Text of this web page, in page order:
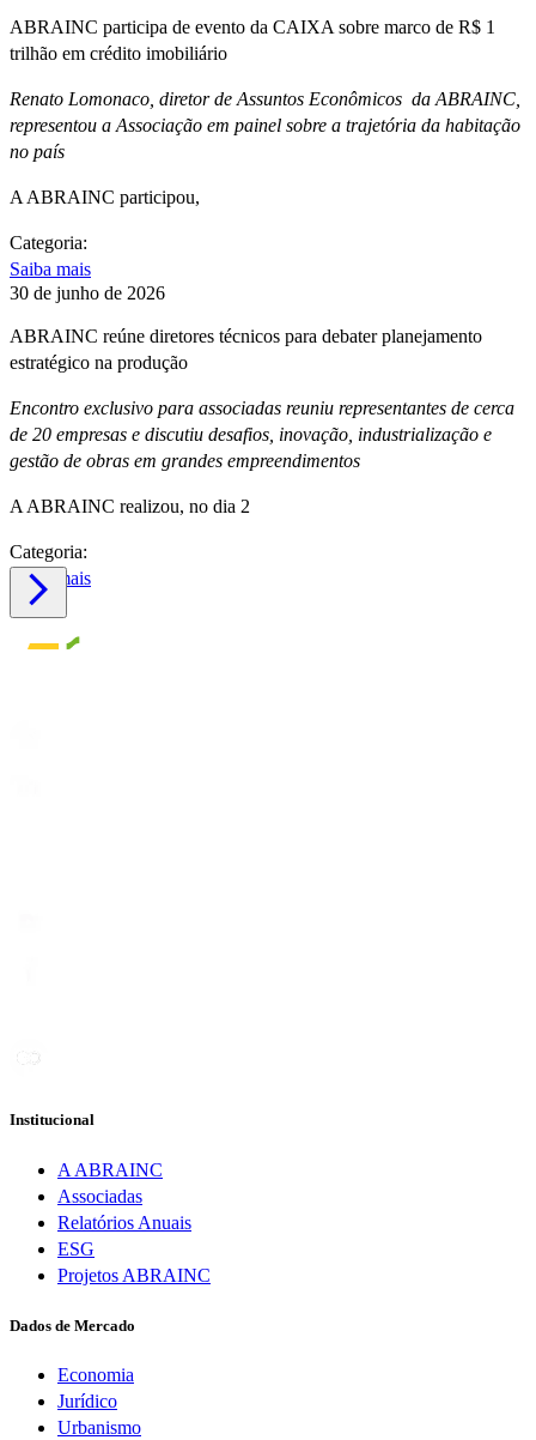
ABRAINC participa de evento da CAIXA sobre marco de R$ 1
trilhão em crédito imobiliário
Renato Lomonaco, diretor de Assuntos Econômicos da ABRAINC,
representou a Associação em painel sobre a trajetória da habitação
no país
A ABRAINC participou,
Categoria:
Saiba mais
30 de junho de 2026
ABRAINC reúne diretores técnicos para debater planejamento
estratégico na produção
Encontro exclusivo para associadas reuniu representantes de cerca
de 20 empresas e discutiu desafios, inovação, industrialização e
gestão de obras em grandes empreendimentos
A ABRAINC realizou, no dia 2
Categoria:
Saiba mais

Institucional
A ABRAINC
Associadas
Relatórios Anuais
ESG
Projetos ABRAINC
Dados de Mercado
Economia
Jurídico
Urbanismo